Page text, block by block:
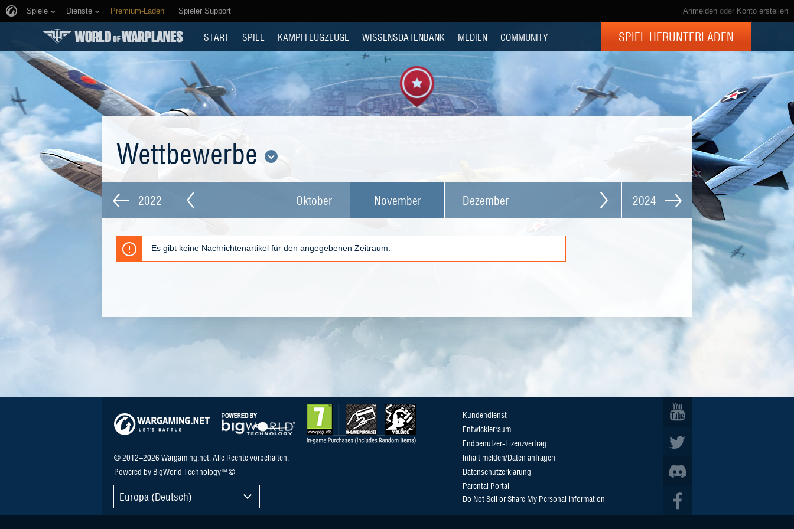
Anmelden oder Konto erstellen
Spiele Dienste Premium-Laden Spieler Support
START SPIEL KAMPFFLUGZEUGE WISSENSDATENBANK MEDIEN COMMUNITY SPIEL HERUNTERLADEN
Wettbewerbe
2022 Oktober November Dezember 2024
Es gibt keine Nachrichtenartikel für den angegebenen Zeitraum.
© 2012–2026 Wargaming.net. Alle Rechte vorbehalten.
Powered by BigWorld Technology™ ©
Europa (Deutsch)
Kundendienst
Entwicklerraum
Endbenutzer-Lizenzvertrag
Inhalt melden/Daten anfragen
Datenschutzerklärung
Parental Portal
Do Not Sell or Share My Personal Information